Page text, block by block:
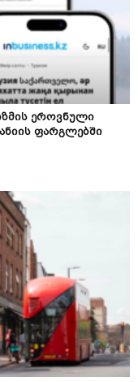
ეროვნული
ფარგლებში